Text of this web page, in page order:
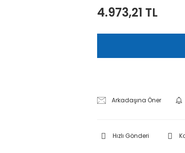
4.973,21 TL
Arkadaşına Öner
Hızlı Gönderi